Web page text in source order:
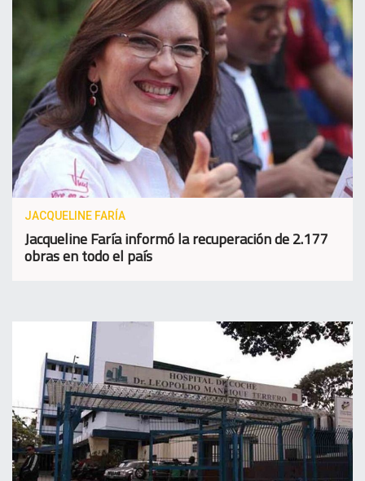
JACQUELINE FARÍA
Jacqueline Faría informó la recuperación de 2.177
obras en todo el país